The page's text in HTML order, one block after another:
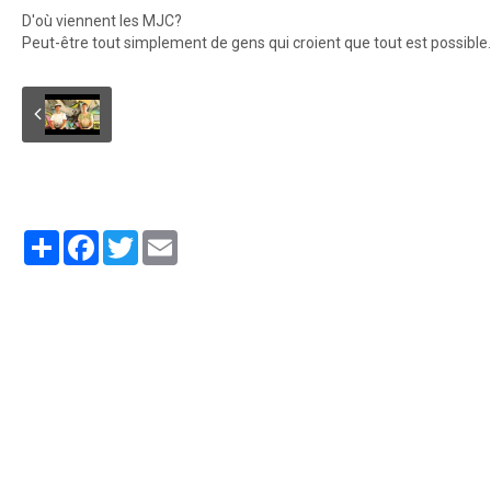
D'où viennent les MJC?
Peut-être tout simplement de gens qui croient que tout est
PartagerFacebook
Twitter